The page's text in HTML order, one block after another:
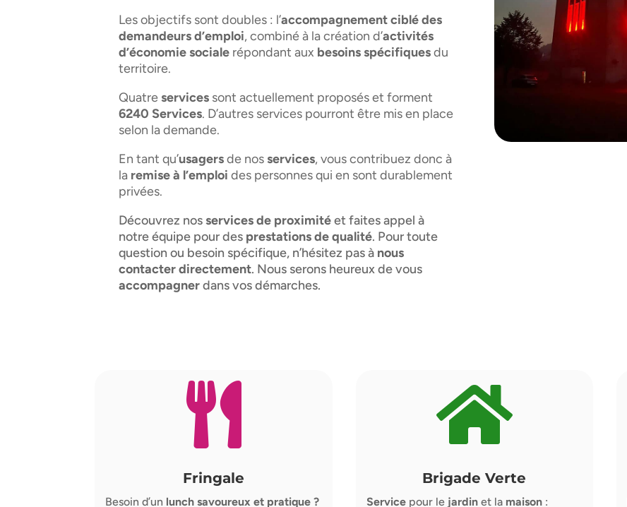
Les objectifs sont doubles : l’accompagnement ciblé des
demandeurs d’emploi, combiné à la création d’activités
d’économie sociale répondant aux besoins spécifiquesdu
territoire.
Quatreservices sont actuellement proposés et forment
6240 Services. D’autres services pourront être mis en place
selon la demande.
En tant qu’usagersde nosservices, vous contribuez donc à
la remise à l’emploi des personnes qui en sont durablement
privées.
Découvrez nosservices de proximitéet faites appel à
notre équipe pour des prestations de qualité. Pour toute
question ou besoin spécifique, n’hésitez pas à nous
contacter directement. Nous serons heureux de vous
accompagnerdans vos démarches.

Fringale
Besoin d’un lunch savoureux et pratique ?

Brigade Verte
Service pour lejardin et lamaison: